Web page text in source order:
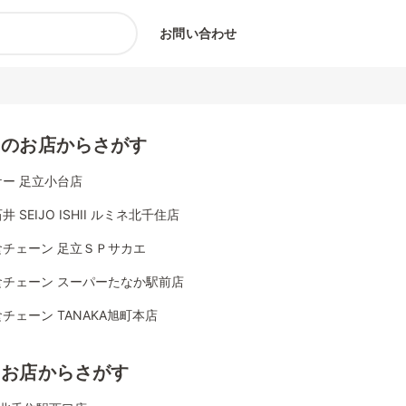
お問い合わせ
お店からさがす
ー 足立小台店
井 SEIJO ISHII ルミネ北千住店
ェーン 足立ＳＰサカエ
ェーン スーパーたなか駅前店
ェーン TANAKA旭町本店
店からさがす